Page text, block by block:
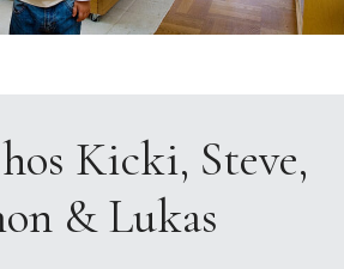
Kicki, Steve,
& Lukas